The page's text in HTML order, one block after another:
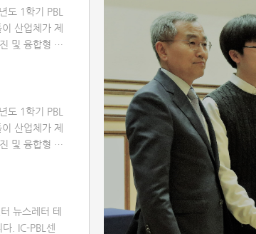
도 1학기 PBL
산업체가 제
및 융합형 인
니다.
도 1학기 PBL
산업체가 제
및 융합형 인
니다.
뉴스레터 테
. IC-PBL센